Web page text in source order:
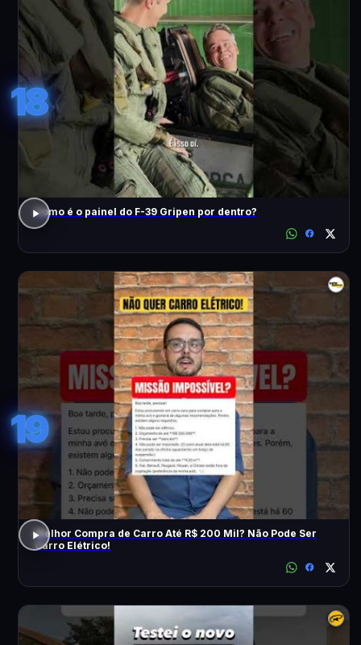
18
Como é o painel do F-39 Gripen por dentro?
19
Melhor Compra de Carro Até R$ 200 Mil? Não Pode Ser
Carro Elétrico!